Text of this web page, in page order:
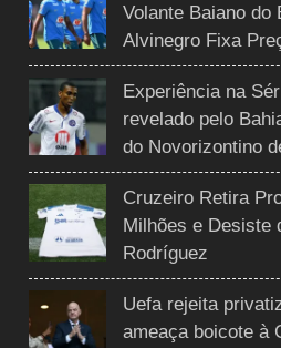
Volante Baiano do
Alvinegro Fixa
Experiência na
revelado pelo
do Novorizontino
Cruzeiro Retira
Milhões e Desiste
Rodríguez
Uefa rejeita
ameaça boicote à